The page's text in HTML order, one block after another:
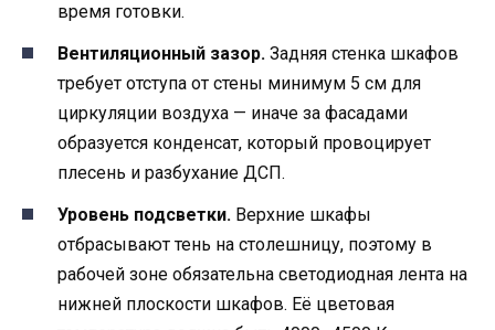
время готовки.
Вентиляционный зазор. Задняя стенка шкафов
требует отступа от стены минимум 5 см для
циркуляции воздуха — иначе за фасадами
образуется конденсат, который провоцирует
плесень и разбухание ДСП.
Уровень подсветки. Верхние шкафы
отбрасывают тень на столешницу, поэтому в
рабочей зоне обязательна светодиодная лента на
нижней плоскости шкафов. Её цветовая